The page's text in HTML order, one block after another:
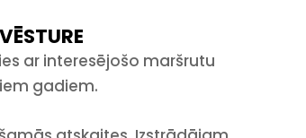
ar interesējošo maršrutu
gadiem.